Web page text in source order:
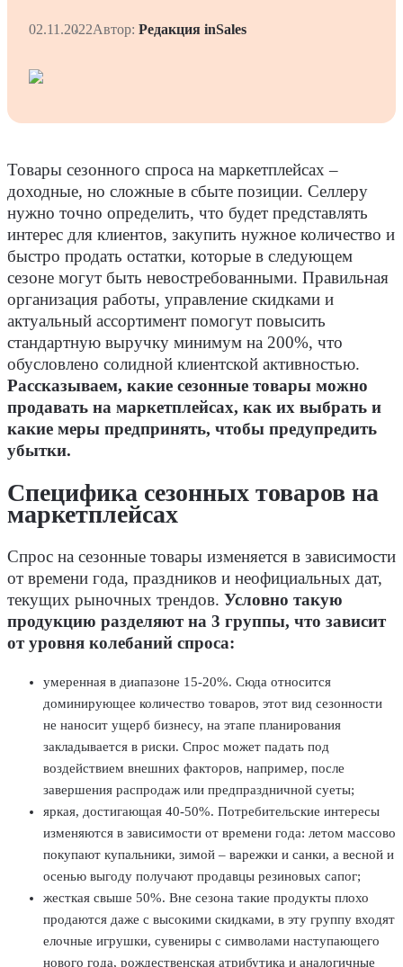
02.11.2022Автор: Редакция inSales
Товары сезонного спроса на маркетплейсах –
доходные, но сложные в сбыте позиции. Селлеру
нужно точно определить, что будет представлять
интерес для клиентов, закупить нужное количество и
быстро продать остатки, которые в следующем
сезоне могут быть невостребованными. Правильная
организация работы, управление скидками и
актуальный ассортимент помогут повысить
стандартную выручку минимум на 200%, что
обусловлено солидной клиентской активностью.
Рассказываем, какие сезонные товары можно
продавать на маркетплейсах, как их выбрать и
какие меры предпринять, чтобы предупредить
убытки.
Специфика сезонных товаров на
маркетплейсах
Спрос на сезонные товары изменяется в зависимости
от времени года, праздников и неофициальных дат,
текущих рыночных трендов. Условно такую
продукцию разделяют на 3 группы, что зависит
от уровня колебаний спроса:
умеренная в диапазоне 15-20%. Сюда относится
доминирующее количество товаров, этот вид сезонности
не наносит ущерб бизнесу, на этапе планирования
закладывается в риски. Спрос может падать под
воздействием внешних факторов, например, после
завершения распродаж или предпраздничной суеты;
яркая, достигающая 40-50%. Потребительские интересы
изменяются в зависимости от времени года: летом массово
покупают купальники, зимой – варежки и санки, а весной и
осенью выгоду получают продавцы резиновых сапог;
жесткая свыше 50%. Вне сезона такие продукты плохо
продаются даже с высокими скидками, в эту группу входят
елочные игрушки, сувениры с символами наступающего
нового года, рождественская атрибутика и аналогичные